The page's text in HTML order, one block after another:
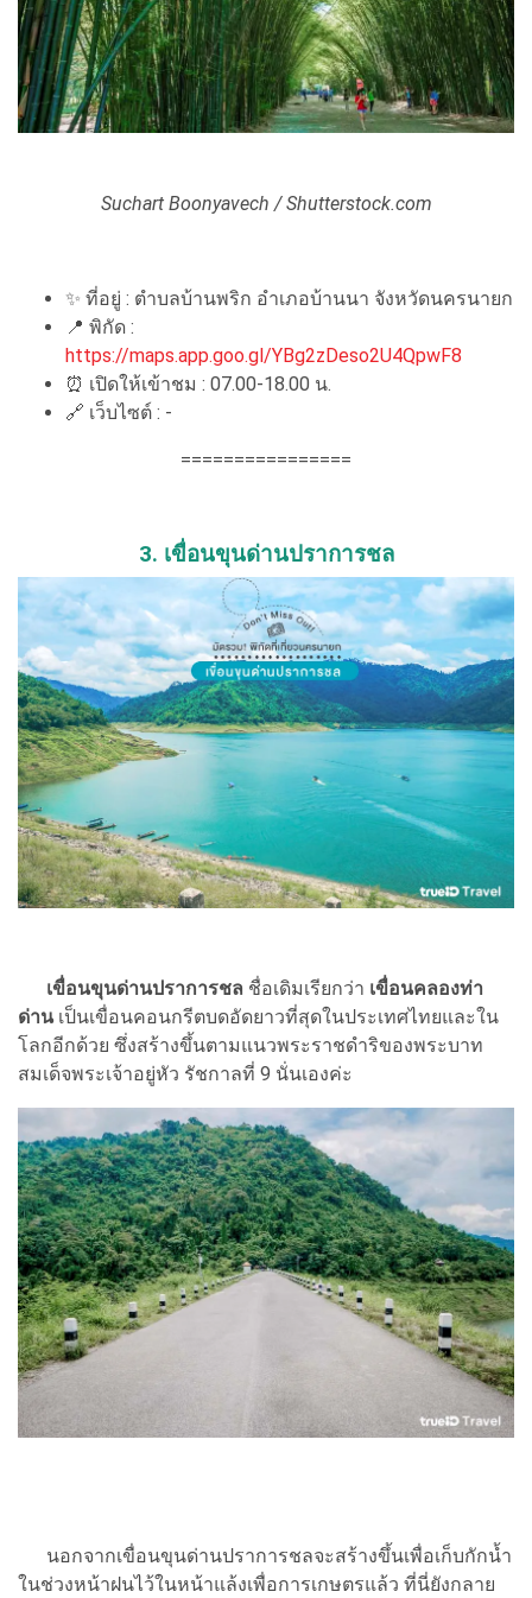
Suchart Boonyavech / Shutterstock.com
✨ ที่อยู่ : ตำบลบ้านพริก อำเภอบ้านนา จังหวัดนครนายก
📍 พิกัด :
https://maps.app.goo.gl/YBg2zDeso2U4QpwF8
⏰ เปิดให้เข้าชม : 07.00-18.00 น.
🔗 เว็บไซต์ : -
================
3. เขื่อนขุนด่านปราการชล
เขื่อนขุนด่านปราการชล ชื่อเดิมเรียกว่า เขื่อนคลองท่า
ด่านเป็นเขื่อนคอนกรีตบดอัดยาวที่สุดในประเทศไทยและใน
โลกอีกด้วย ซึ่งสร้างขึ้นตามแนวพระราชดำริของพระบาท
สมเด็จพระเจ้าอยู่หัว รัชกาลที่ 9 นั่นเองค่ะ
นอกจากเขื่อนขุนด่านปราการชลจะสร้างขึ้นเพื่อเก็บกักน้ำ
ในช่วงหน้าฝนไว้ในหน้าแล้งเพื่อการเกษตรแล้ว ที่นี่ยังกลาย